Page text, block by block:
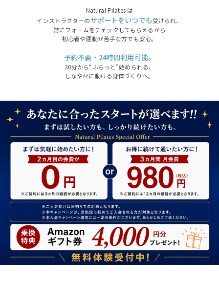
Natural Pilates は
インストラクターのサポートをいつでも受けられ、
常にフォームをチェックしてもらえるから
初心者や運動が苦手な方でも安心。
予約不要・24時間利用可能。
30分から“ふらっと”始められる、
しなやかに動ける身体づくりへ。